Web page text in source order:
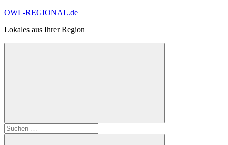
Zum
springen
OWL-REGIONAL.de
Lokales aus Ihrer Region
Suchformular
öffnen
Suchen
nach: